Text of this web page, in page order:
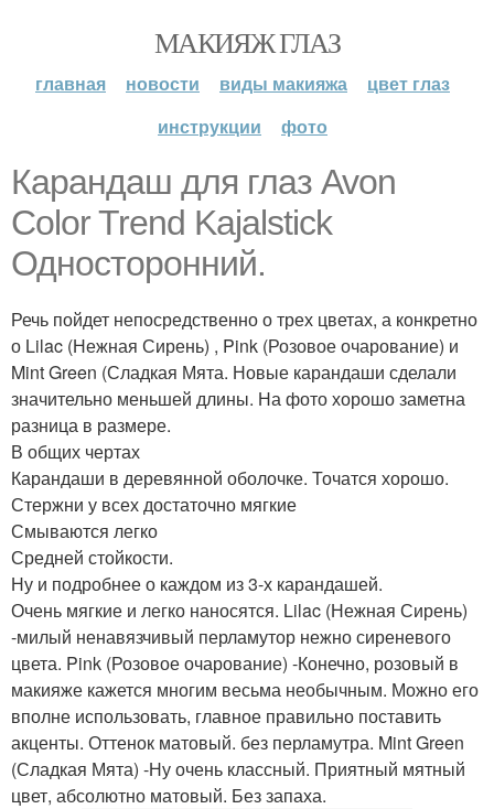
МАКИЯЖ ГЛАЗ
главная новости виды макияжа
цвет глаз
инструкции
фото
Карандаш для глаз Avon
Color Trend Kajalstick
Односторонний.
Речь пойдет непосредственно о трех цветах, а конкретно
о Lilac (Нежная Сирень) , Pink (Розовое очарование) и
Mint Green (Сладкая Мята. Новые карандаши сделали
значительно меньшей длины. На фото хорошо заметна
разница в размере.
В общих чертах
Карандаши в деревянной оболочке. Точатся хорошо.
Стержни у всех достаточно мягкие
Смываются легко
Средней стойкости.
Ну и подробнее о каждом из 3-х карандашей.
Очень мягкие и легко наносятся. Lilac (Нежная Сирень)
-милый ненавязчивый перламутор нежно сиреневого
цвета. Pink (Розовое очарование) -Конечно, розовый в
макияже кажется многим весьма необычным. Можно его
вполне использовать, главное правильно поставить
акценты. Оттенок матовый. без перламутра. Mint Green
(Сладкая Мята) -Ну очень классный. Приятный мятный
цвет, абсолютно матовый. Без запаха.